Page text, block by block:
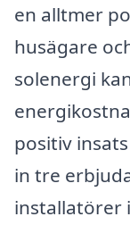
en alltmer
husägare
solenergi
positiv
in tre
installatörer